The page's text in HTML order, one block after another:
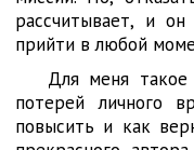
рассчитывает, и
прийти в любой
Для меня такое
потерей личного
повысить и как